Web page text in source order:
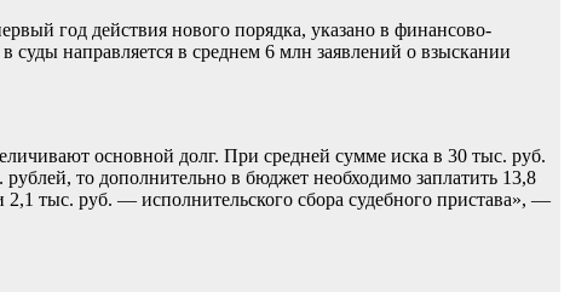
год действия нового порядка, указано в финансово-
суды направляется в среднем 6 млн заявлений о взыскании
основной долг. При средней сумме иска в 30 тыс. руб.
то дополнительно в бюджет необходимо заплатить 13,8
тыс. руб. — исполнительского сбора судебного пристава», —